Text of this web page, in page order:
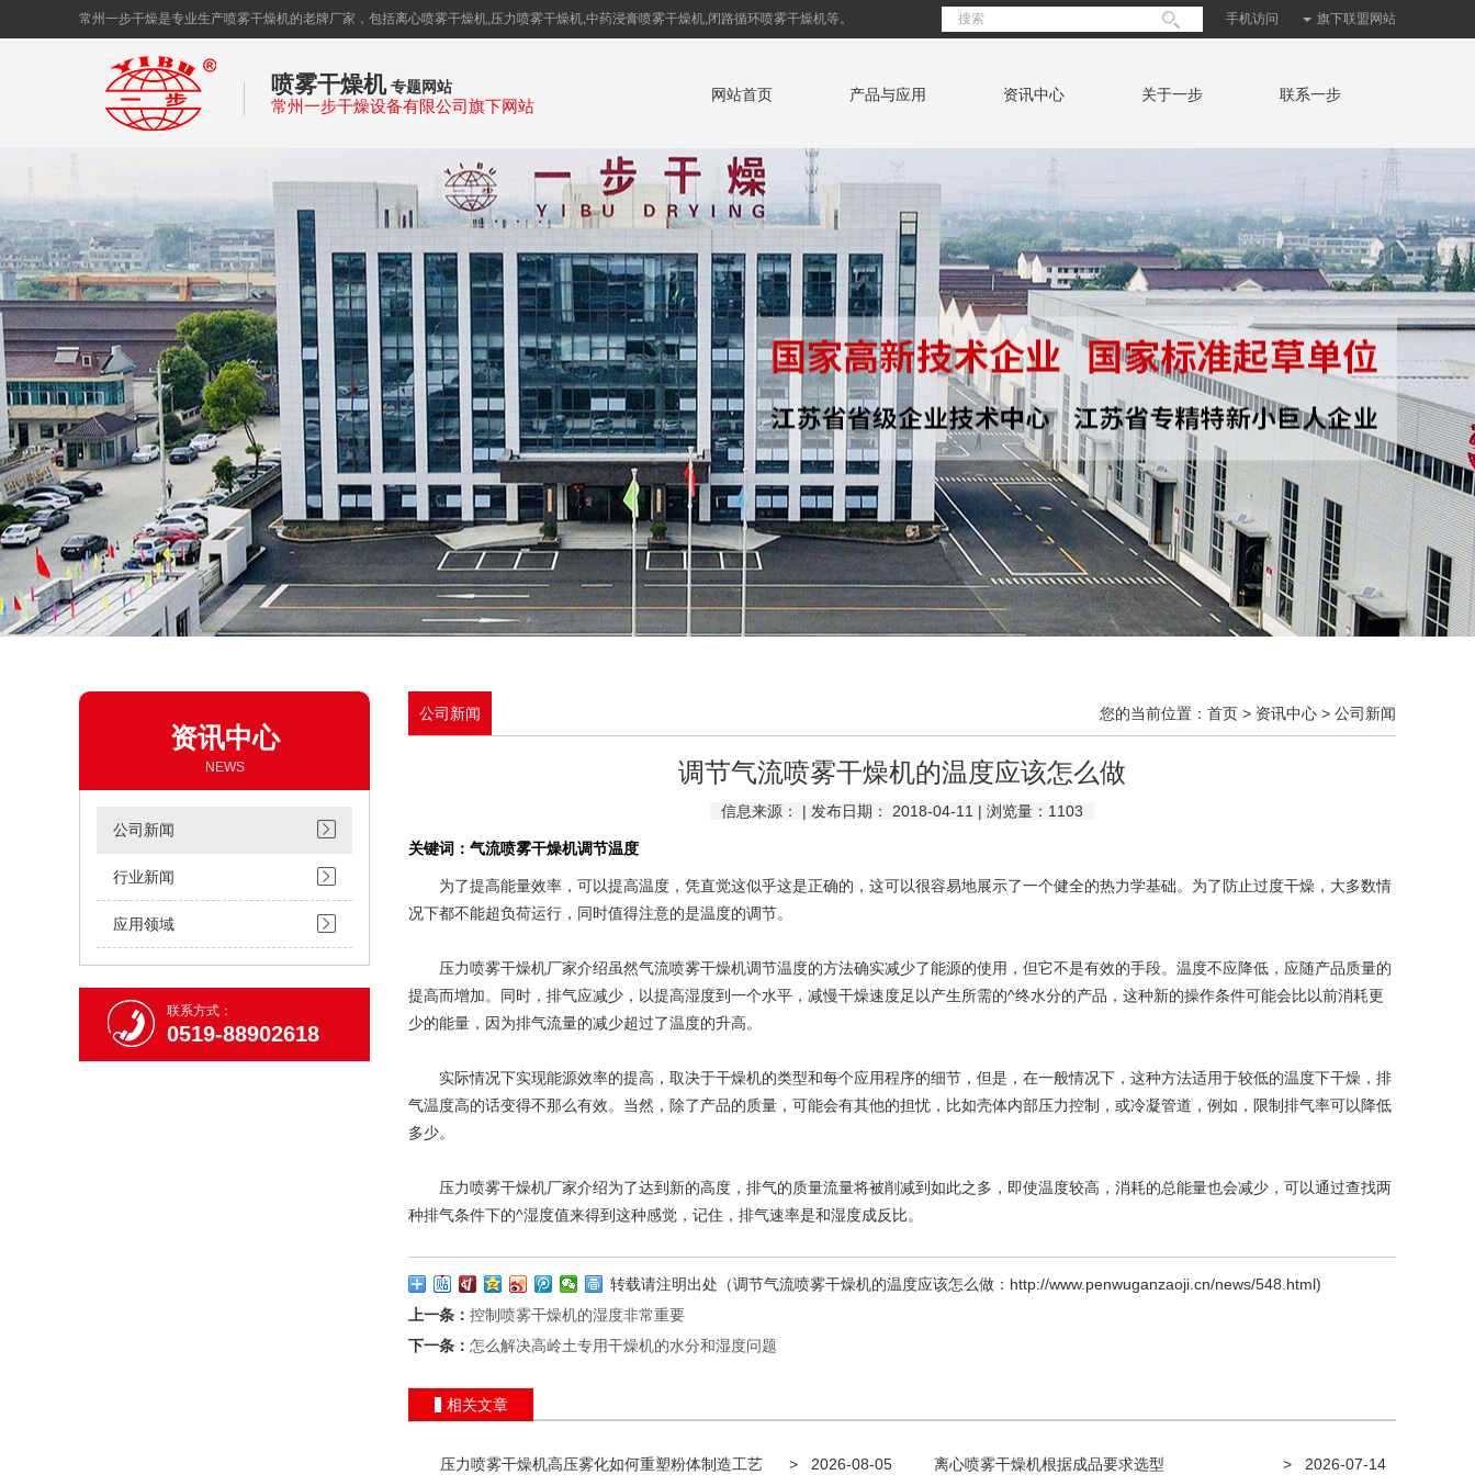
常州一步干燥是专业生产喷雾干燥机的老牌厂家，包括离心喷雾干燥机,压力喷雾干燥机,中药浸膏喷雾干燥机,闭路循环喷雾干燥机等。 手机访问 旗下联盟网站
州一步
干燥
喷雾干燥机专题网站
常州一步干燥设备有限公司旗下网站
网站首页 产品与应用 资讯中心 关于一步 联系一步
资讯中心
NEWS
公司新闻
行业新闻
应用领域
联系方式：
0519-88902618
公司新闻 您的当前位置： 首页 > 资讯中心 > 公司新闻
调节气流喷雾干燥机的温度应该怎么做
信息来源： | 发布日期： 2018-04-11 | 浏览量： 1103
关键词：气流喷雾干燥机调节温度
为了提高能量效率，可以提高温度，凭直觉这似乎这是正确的，这可以很容易地展示了一个健全的热力学基础。为了防止过度干燥，大多数情
况下都不能超负荷运行，同时值得注意的是温度的调节。
压力喷雾干燥机厂家介绍虽然气流喷雾干燥机调节温度的方法确实减少了能源的使用，但它不是有效的手段。温度不应降低，应随产品质量的
提高而增加。同时，排气应减少，以提高湿度到一个水平，减慢干燥速度足以产生所需的^终水分的产品，这种新的操作条件可能会比以前消耗更
少的能量，因为排气流量的减少超过了温度的升高。
实际情况下实现能源效率的提高，取决于干燥机的类型和每个应用程序的细节，但是，在一般情况下，这种方法适用于较低的温度下干燥，排
气温度高的话变得不那么有效。当然，除了产品的质量，可能会有其他的担忧，比如壳体内部压力控制，或冷凝管道，例如，限制排气率可以降低
多少。
压力喷雾干燥机厂家介绍为了达到新的高度，排气的质量流量将被削减到如此之多，即使温度较高，消耗的总能量也会减少，可以通过查找两
种排气条件下的^湿度值来得到这种感觉，记住，排气速率是和湿度成反比。
转载请注明出处（调节气流喷雾干燥机的温度应该怎么做： http://www.penwuganzaoji.cn/news/548.html)
上一条： 控制喷雾干燥机的湿度非常重要
下一条： 怎么解决高岭土专用干燥机的水分和湿度问题
相关文章
2026-08-05
>
压力喷雾干燥机高压雾化如何重塑粉体制造工艺 2026-07-14
>
离心喷雾干燥机根据成品要求选型